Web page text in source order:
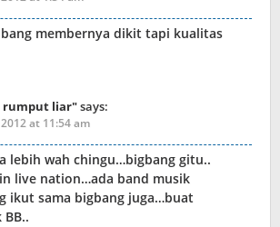
membernya dikit tapi kualitas
rumput liar"says:
at 11:54 am
lebih wah chingu…bigbang gitu..
live nation…ada band musik
ikut sama bigbang juga…buat